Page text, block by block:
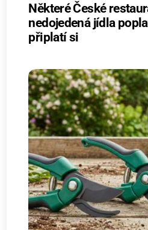
Některé České
nedojedená jídla
připlatí si